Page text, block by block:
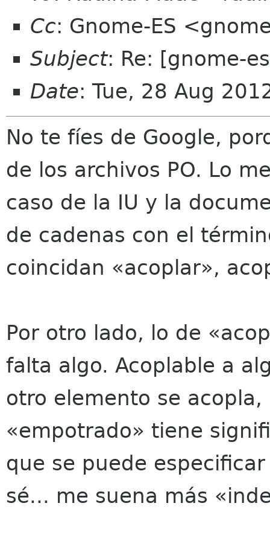
Cc: Gnome-ES
Subject: Re: [gnome-
Date: Tue, 28 Aug
No te fíes de Google,
de los archivos PO. Lo
caso de la IU y la
de cadenas con el
coincidan «acoplar»,
Por otro lado, lo de
falta algo. Acoplable a
otro elemento se
«empotrado» tiene
que se puede
sé... me suena más